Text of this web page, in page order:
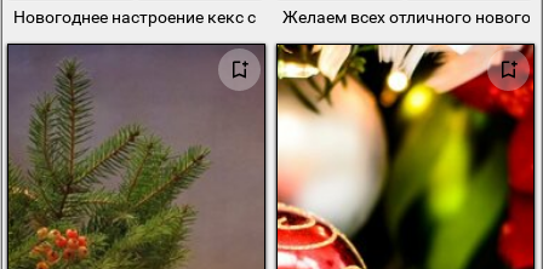
Новогоднее настроение кекс с корицейЖелаем всех отличного